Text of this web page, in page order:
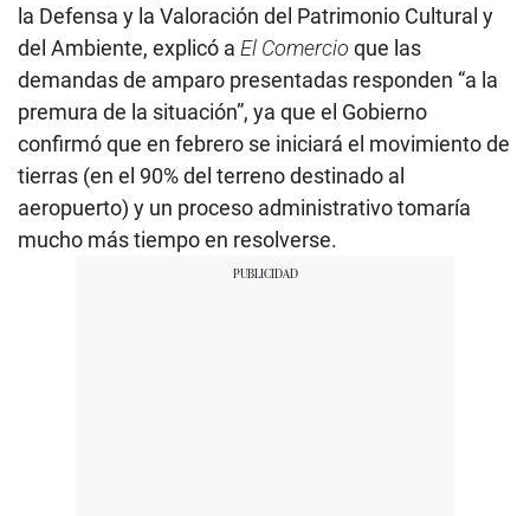
la Defensa y la Valoración del Patrimonio Cultural y
del Ambiente, explicó a El Comercio que las
demandas de amparo presentadas responden “a la
premura de la situación”, ya que el Gobierno
confirmó que en febrero se iniciará el movimiento de
tierras (en el 90% del terreno destinado al
aeropuerto) y un proceso administrativo tomaría
mucho más tiempo en resolverse.